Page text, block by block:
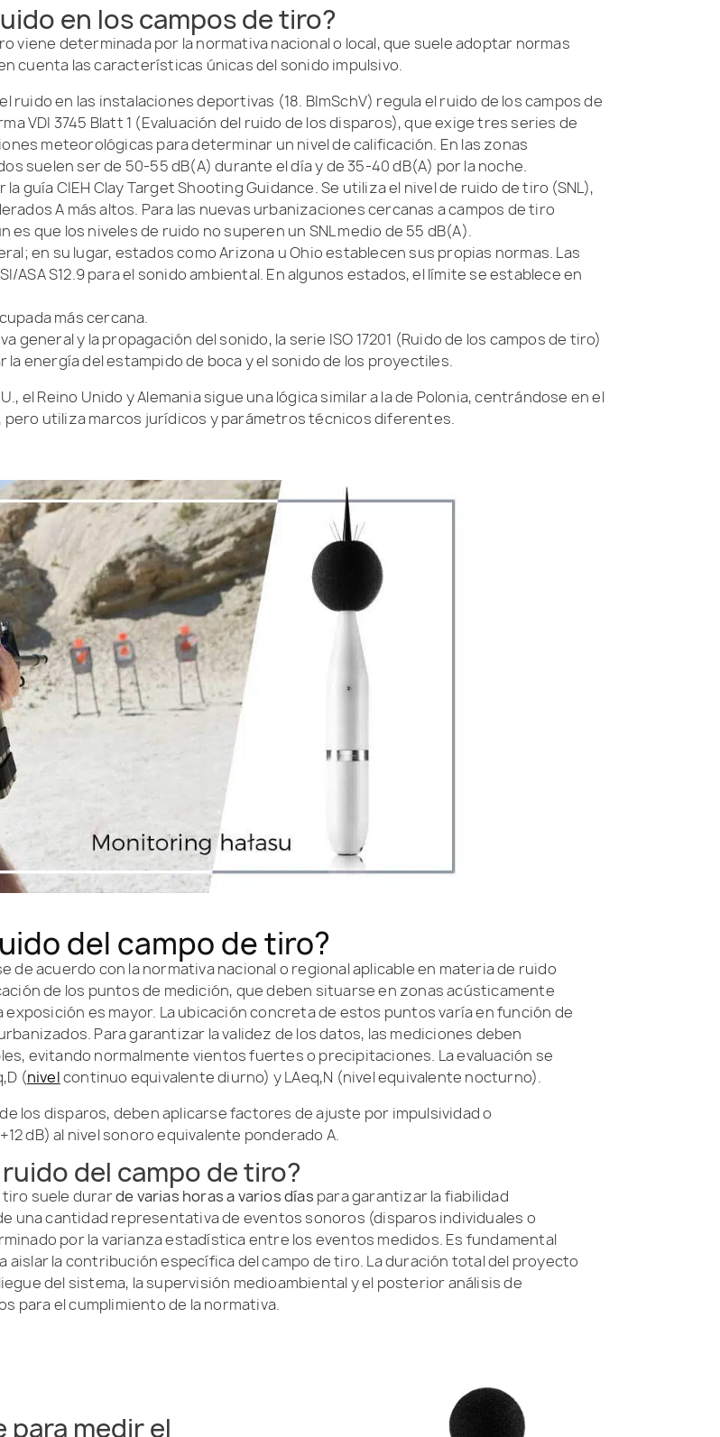
en los campos de tiro?
viene determinada por la normativa nacional o local, que suele adoptar normas
cuenta las características únicas del sonido impulsivo.
ruido en las instalaciones deportivas (18. BImSchV) regula el ruido de los campos de
VDI 3745 Blatt 1 (Evaluación del ruido de los disparos), que exige tres series de
meteorológicas para determinar un nivel de calificación. En las zonas
suelen ser de 50-55 dB(A) durante el día y de 35-40 dB(A) por la noche.
guía CIEH Clay Target Shooting Guidance. Se utiliza el nivel de ruido de tiro (SNL),
A más altos. Para las nuevas urbanizaciones cercanas a campos de tiro
que los niveles de ruido no superen un SNL medio de 55 dB(A).
en su lugar, estados como Arizona u Ohio establecen sus propias normas. Las
ASA S12.9 para el sonido ambiental. En algunos estados, el límite se establece en
más cercana.
general y la propagación del sonido, la serie ISO 17201 (Ruido de los campos de tiro)
energía del estampido de boca y el sonido de los proyectiles.
el Reino Unido y Alemania sigue una lógica similar a la de Polonia, centrándose en el
pero utiliza marcos jurídicos y parámetros técnicos diferentes.
del campo de tiro?
de acuerdo con la normativa nacional o regional aplicable en materia de ruido
de los puntos de medición, que deben situarse en zonas acústicamente
es mayor. La ubicación concreta de estos puntos varía en función de
Para garantizar la validez de los datos, las mediciones deben
evitando normalmente vientos fuertes o precipitaciones. La evaluación se
(nivelcontinuo equivalente diurno) y LAeq,N (nivel equivalente nocturno).
los disparos, deben aplicarse factores de ajuste por impulsividad o
dB) al nivel sonoro equivalente ponderado A.
del campo de tiro?
tiro suele durarde varias horas a varios días para garantizar la fiabilidad
una cantidad representativa de eventos sonoros (disparos individuales o
por la varianza estadística entre los eventos medidos. Es fundamental
la contribución específica del campo de tiro. La duración total del proyecto
del sistema, la supervisión medioambiental y el posterior análisis de
para el cumplimiento de la normativa.
medir el